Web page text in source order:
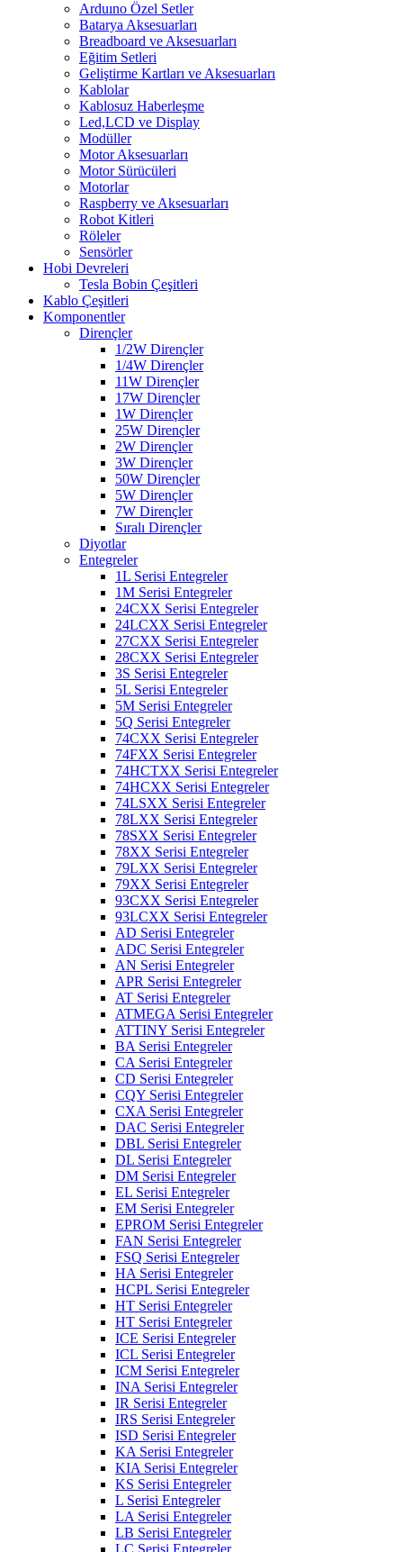
Arduıno Özel Setler
Batarya Aksesuarları
Breadboard ve Aksesuarları
Eğitim Setleri
Geliştirme Kartları ve Aksesuarları
Kablolar
Kablosuz Haberleşme
Led,LCD ve Display
Modüller
Motor Aksesuarları
Motor Sürücüleri
Motorlar
Raspberry ve Aksesuarları
Robot Kitleri
Röleler
Sensörler
Hobi Devreleri
Tesla Bobin Çeşitleri
Kablo Çeşitleri
Komponentler
Dirençler
1/2W Dirençler
1/4W Dirençler
11W Dirençler
17W Dirençler
1W Dirençler
25W Dirençler
2W Dirençler
3W Dirençler
50W Dirençler
5W Dirençler
7W Dirençler
Sıralı Dirençler
Diyotlar
Entegreler
1L Serisi Entegreler
1M Serisi Entegreler
24CXX Serisi Entegreler
24LCXX Serisi Entegreler
27CXX Serisi Entegreler
28CXX Serisi Entegreler
3S Serisi Entegreler
5L Serisi Entegreler
5M Serisi Entegreler
5Q Serisi Entegreler
74CXX Serisi Entegreler
74FXX Serisi Entegreler
74HCTXX Serisi Entegreler
74HCXX Serisi Entegreler
74LSXX Serisi Entegreler
78LXX Serisi Entegreler
78SXX Serisi Entegreler
78XX Serisi Entegreler
79LXX Serisi Entegreler
79XX Serisi Entegreler
93CXX Serisi Entegreler
93LCXX Serisi Entegreler
AD Serisi Entegreler
ADC Serisi Entegreler
AN Serisi Entegreler
APR Serisi Entegreler
AT Serisi Entegreler
ATMEGA Serisi Entegreler
ATTINY Serisi Entegreler
BA Serisi Entegreler
CA Serisi Entegreler
CD Serisi Entegreler
CQY Serisi Entegreler
CXA Serisi Entegreler
DAC Serisi Entegreler
DBL Serisi Entegreler
DL Serisi Entegreler
DM Serisi Entegreler
EL Serisi Entegreler
EM Serisi Entegreler
EPROM Serisi Entegreler
FAN Serisi Entegreler
FSQ Serisi Entegreler
HA Serisi Entegreler
HCPL Serisi Entegreler
HT Serisi Entegreler
HT Serisi Entegreler
ICE Serisi Entegreler
ICL Serisi Entegreler
ICM Serisi Entegreler
INA Serisi Entegreler
IR Serisi Entegreler
IRS Serisi Entegreler
ISD Serisi Entegreler
KA Serisi Entegreler
KIA Serisi Entegreler
KS Serisi Entegreler
L Serisi Entegreler
LA Serisi Entegreler
LB Serisi Entegreler
LC Serisi Entegreler